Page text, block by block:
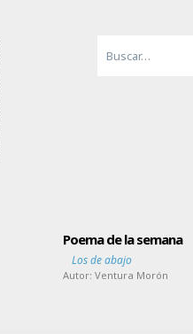
Poema de la semana
Los de abajo
Autor:Ventura Morón